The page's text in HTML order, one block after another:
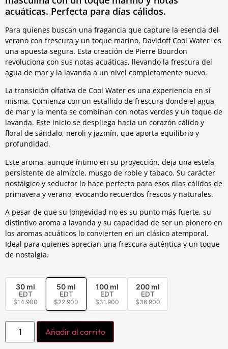
acuáticas. Perfecta para días cálidos.
Para quienes buscan una fragancia que capture la esencia del
verano con frescura y un toque marino, Davidoff Cool Water es
una apuesta segura. Esta creación de Pierre Bourdon
revoluciona con sus notas acuáticas, llevando la frescura del
agua de mar y la lavanda a un nivel completamente nuevo.
La transición olfativa de Cool Water es una experiencia en sí
misma. Comienza con un estallido de frescura donde el agua
de mar y la menta se combinan con notas verdes y un toque de
lavanda. Este inicio se despliega hacia un corazón cálido y
floral de sándalo, neroli y jazmín, que aporta equilibrio y
profundidad.
Este aroma, aunque íntimo en su proyección, deja una estela
persistente de almizcle, musgo de roble y tabaco. Su carácter
nostálgico y seductor lo hace perfecto para esos días cálidos de
primavera y verano, evocando recuerdos frescos y naturales.
A pesar de que su longevidad no es su punto más fuerte, su
distintivo aroma a lavanda y su capacidad de ser un pionero en
los aromas acuáticos lo convierten en un clásico atemporal.
Ideal para quienes aprecian una frescura auténtica y un toque
de nostalgia.
30 ml
EDT
$14.900
50 ml
EDT
$22.900
100 ml
EDT
$31.900
200 ml
EDT
$36.900
Añadir al carrito